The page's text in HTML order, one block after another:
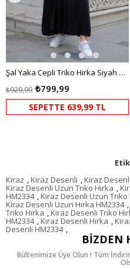
Şal Yaka Cepli Triko Hırka Siyah HM2243
₺799,99
₺929,99
SEPETTE 639,99 TL
Kiraz
Kiraz Desenli Kiraz
Kiraz Desenli Uzun Triko Hırka
HM2334 Kiraz Desenli Uzun Triko
Kiraz Desenli Uzun Hırka HM2334
Triko Hırka Kiraz Desenli Triko
HM2334 Kiraz Desenli Hırka
Desenli HM2334
BIZDEN
Bültenimize Üye Olun ! Tüm